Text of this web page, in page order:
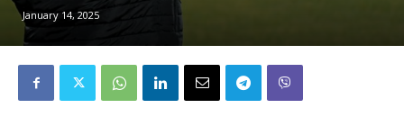
January 14, 2025